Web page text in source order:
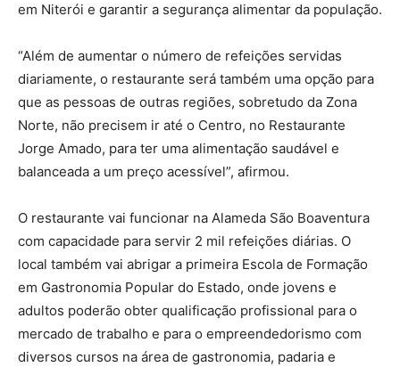
em Niterói e garantir a segurança alimentar da população.
“Além de aumentar o número de refeições servidas
diariamente, o restaurante será também uma opção para
que as pessoas de outras regiões, sobretudo da Zona
Norte, não precisem ir até o Centro, no Restaurante
Jorge Amado, para ter uma alimentação saudável e
balanceada a um preço acessível”, afirmou.
O restaurante vai funcionar na Alameda São Boaventura
com capacidade para servir 2 mil refeições diárias. O
local também vai abrigar a primeira Escola de Formação
em Gastronomia Popular do Estado, onde jovens e
adultos poderão obter qualificação profissional para o
mercado de trabalho e para o empreendedorismo com
diversos cursos na área de gastronomia, padaria e